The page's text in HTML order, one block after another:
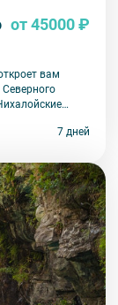
от 45000 ₽
вам
7 дней